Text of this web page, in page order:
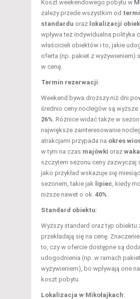
Koszt weekendowego pobytu w
zależy przede wszystkim od
standardu oraz lokalizacji
wpływa też indywidualna polityka
właścicieli obiektów i to, jakie
oferta (np. pakiet z wyżywieniem)
w cenę.
Termin rezerwacji:
Weekend bywa droższy niż dni
średnio ceny noclegów są wyższe
26% . Różnice widać także w
największe zainteresowanie
atrakcjami przypada na okres
w tym na czas majówki oraz
szczytem sezonu ceny zazwyczaj
jako przykład wskazuje się
sezonem, takie jak lipiec , kiedy
niższe nawet o ok. 40%
Standard obiektu:
Wyższy standard oraz typ obiektu
przekładają się na cenę.
to, czy w ofercie dostępne są
udogodnienia (np. w ramach
wyżywieniem), bo wpływają one
koszt pobytu.
Lokalizacja w Mikołajkach: